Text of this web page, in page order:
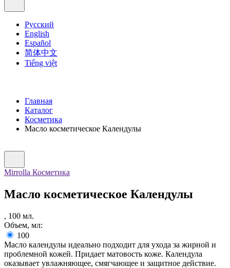
Русский
English
Español
简体中文
Tiếng việt
Главная
Каталог
Косметика
Масло косметическое Календулы
Mirrolla Косметика
Масло косметическое Календулы
, 100 мл.
Объем, мл:
100
Масло календулы идеально подходит для ухода за жирной и
проблемной кожей. Придает матовость коже. Календула
оказывает увлажняющее, смягчающее и защитное действие.